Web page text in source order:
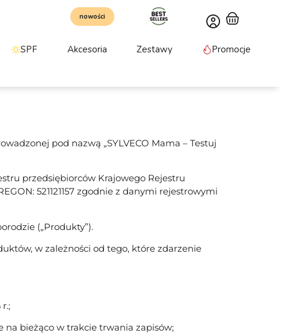
nowości
SPF Akcesoria Zestawy
Promocje
pod nazwą „SYLVECO Mama – Testuj
przedsiębiorców Krajowego Rejestru
521121157 zgodnie z danymi rejestrowymi
(„Produkty”).
w zależności od tego, które zdarzenie
na bieżąco w trakcie trwania zapisów;